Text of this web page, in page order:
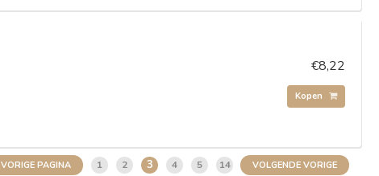
€8,22
Kopen
VORIGE PAGINA 1 2 3 4 5 14 VOLGENDE VORIGE